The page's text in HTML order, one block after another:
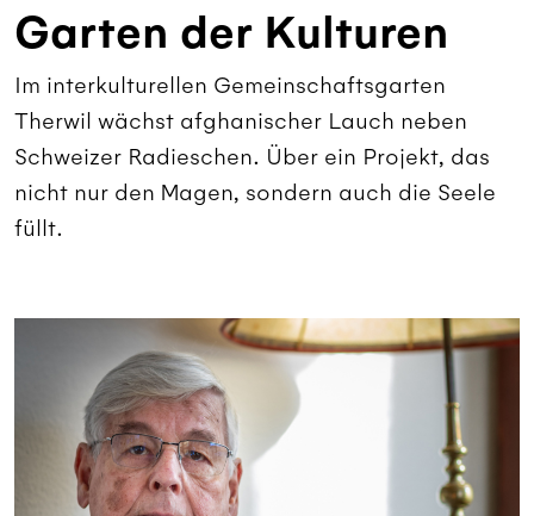
Garten der Kulturen
Im interkulturellen Gemeinschaftsgarten
Therwil wächst afghanischer Lauch neben
Schweizer Radieschen. Über ein Projekt, das
nicht nur den Magen, sondern auch die Seele
füllt.